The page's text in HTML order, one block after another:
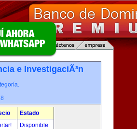
e InvestigaciÃ³n
Estado
Disponible